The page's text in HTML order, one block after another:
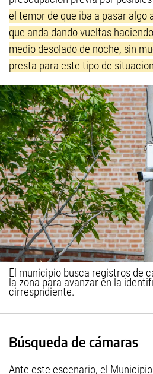
el temor de que iba a pasar algo
que anda dando vueltas
medio desolado de noche, sin
presta para este tipo de
El municipio busca registros de
la zona para avanzar en la
cirrespndiente.
Búsqueda de cámaras
Ante este escenario, el